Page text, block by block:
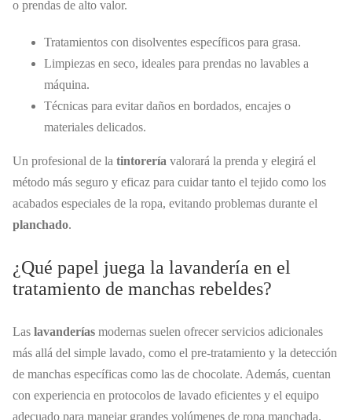
o prendas de alto valor.
Tratamientos con disolventes específicos para grasa.
Limpiezas en seco, ideales para prendas no lavables a
máquina.
Técnicas para evitar daños en bordados, encajes o
materiales delicados.
Un profesional de la tintorería valorará la prenda y elegirá el
método más seguro y eficaz para cuidar tanto el tejido como los
acabados especiales de la ropa, evitando problemas durante el
planchado.
¿Qué papel juega la lavandería en el
tratamiento de manchas rebeldes?
Las lavanderías modernas suelen ofrecer servicios adicionales
más allá del simple lavado, como el pre-tratamiento y la detección
de manchas específicas como las de chocolate. Además, cuentan
con experiencia en protocolos de lavado eficientes y el equipo
adecuado para manejar grandes volúmenes de ropa manchada.